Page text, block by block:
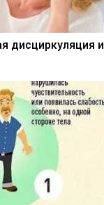
дисциркуляция и